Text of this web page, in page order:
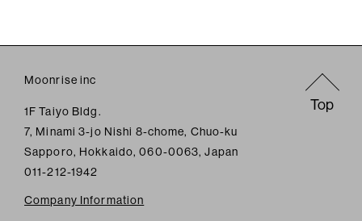
Moonrise inc
1F Taiyo Bldg.
7, Minami 3-jo Nishi 8-chome, Chuo-ku
Sapporo, Hokkaido, 060-0063, Japan
011-212-1942
Company Information
Top